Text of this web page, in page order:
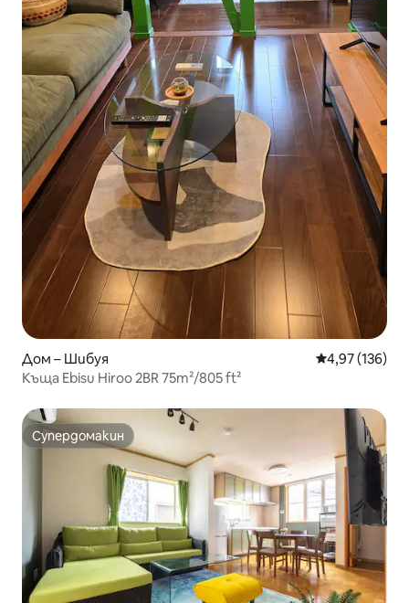
Дом – Шибуя Средна
4,97 (136)
Къща Ebisu Hiroo 2BR 75m²/805 ft²
Супердомакин
Супердомакин